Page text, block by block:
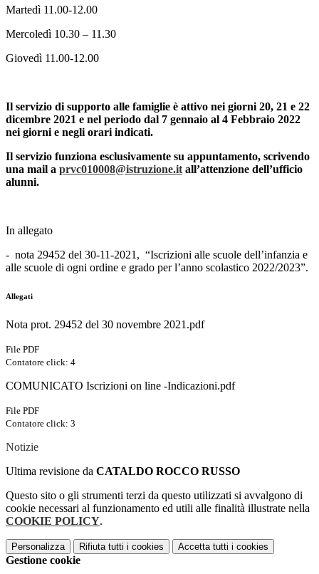
Martedì 11.00-12.00
Mercoledì 10.30 – 11.30
Giovedì 11.00-12.00
Il servizio di supporto alle famiglie è attivo nei giorni 20, 21 e 22
dicembre 2021 e nel periodo dal 7 gennaio al 4 Febbraio 2022
nei giorni e negli orari indicati.
Il servizio funziona esclusivamente su appuntamento, scrivendo
una mail a prvc010008@istruzione.it all’attenzione dell’ufficio
alunni.
In allegato
- nota 29452 del 30-11-2021, “Iscrizioni alle scuole dell’infanzia e
alle scuole di ogni ordine e grado per l’anno scolastico 2022/2023”.
Allegati
Nota prot. 29452 del 30 novembre 2021.pdf
File PDF
Contatore click: 4
COMUNICATO Iscrizioni on line -Indicazioni.pdf
File PDF
Contatore click: 3
Notizie
Ultima revisione da CATALDO ROCCO RUSSO
Questo sito o gli strumenti terzi da questo utilizzati si avvalgono di
cookie necessari al funzionamento ed utili alle finalità illustrate nella
COOKIE POLICY.
Personalizza Rifiuta tutti i cookies Accetta tutti i cookies
Gestione cookie